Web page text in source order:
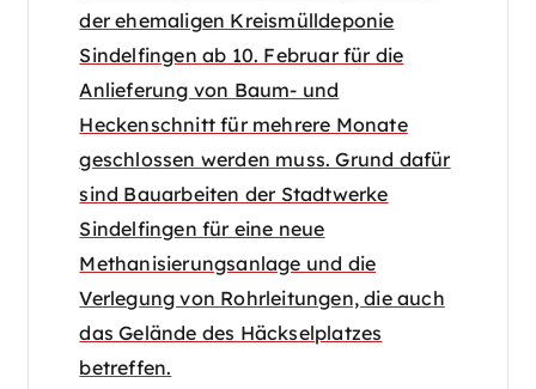
der ehemaligen Kreismülldeponie
Sindelfingen ab 10. Februar für die
Anlieferung von Baum- und
Heckenschnitt für mehrere Monate
geschlossen werden muss. Grund dafür
sind Bauarbeiten der Stadtwerke
Sindelfingen für eine neue
Methanisierungsanlage und die
Verlegung von Rohrleitungen, die auch
das Gelände des Häckselplatzes
betreffen.